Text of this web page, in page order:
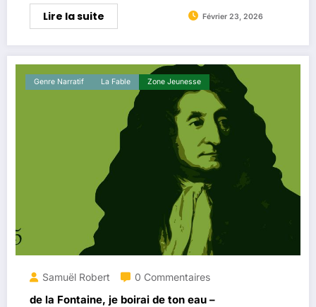
Lire la suite Février 23, 2026
Genre Narratif La ​fable Zone Jeunesse
Samuël Robert 0 Commentaires
de la Fontaine, je boirai de ton eau –